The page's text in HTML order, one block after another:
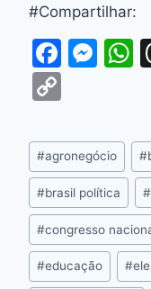
#Compartilhar:
F
e
b
o
o
k
M
s
e
n
g
er
s
p
p
p
y
Li
n
k
#agronegócio #
#brasil política #
#congresso
#educação #